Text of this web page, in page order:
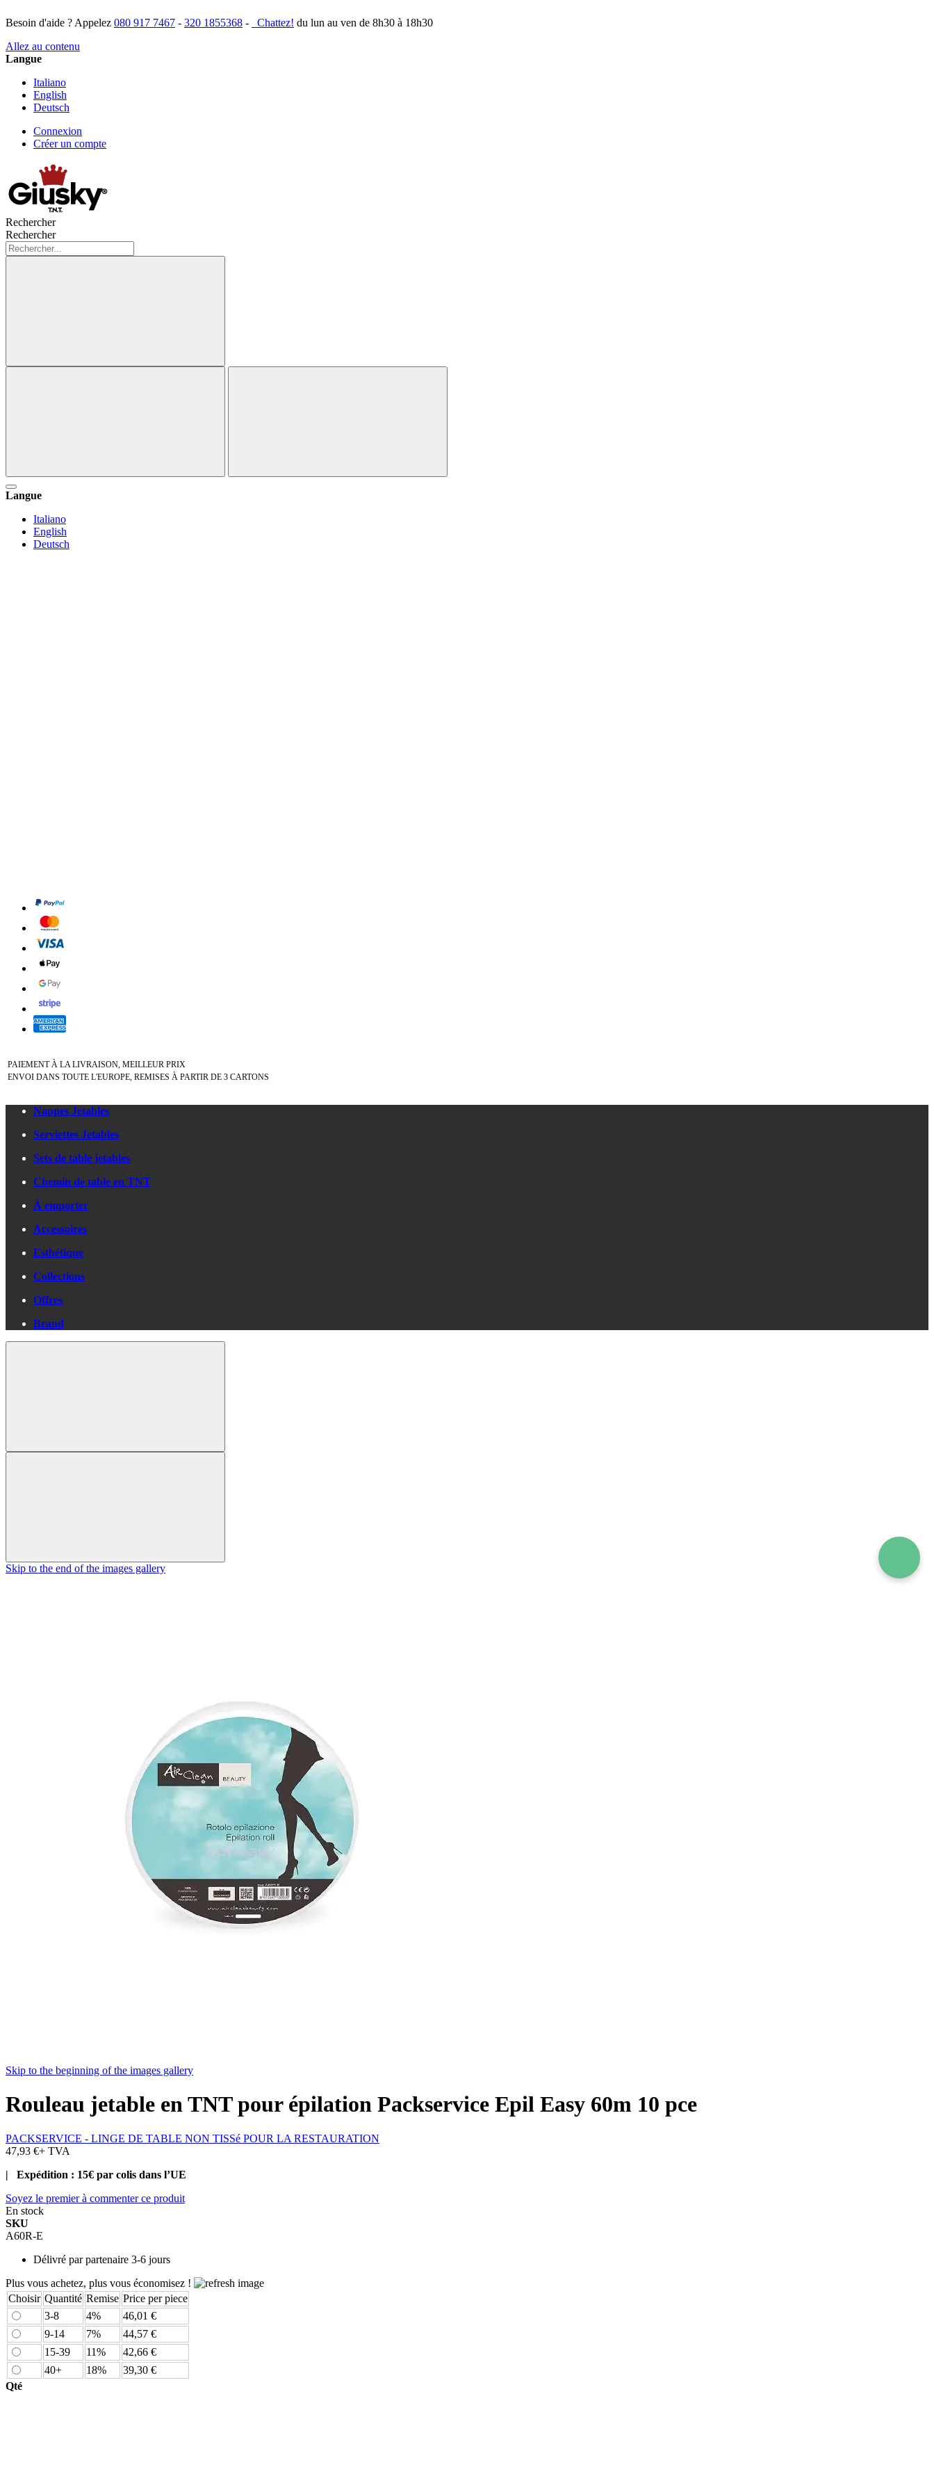
Besoin d'aide ? Appelez 080 917 7467 - 320 1855368 - Chattez! du lun au ven de 8h30 à 18h30
Allez au contenu
Langue
Italiano
English
Deutsch
Connexion
Créer un compte
Rechercher
Rechercher
Langue
Italiano
English
Deutsch
PAIEMENT À LA LIVRAISON, MEILLEUR PRIX
ENVOI DANS TOUTE L'EUROPE, REMISES À PARTIR DE 3 CARTONS
Nappes Jetables
Serviettes Jetables
Sets de table jetables
Chemin de table en TNT
À emporter
Accessoires
Esthétique
Collections
Offres
Brand
Skip to the end of the images gallery
Skip to the beginning of the images gallery
Rouleau jetable en TNT pour épilation Packservice Epil Easy 60m 10 pce
PACKSERVICE - LINGE DE TABLE NON TISSé POUR LA RESTAURATION
47,93 €+ TVA
| Expédition : 15€ par colis dans l’UE
Soyez le premier à commenter ce produit
En stock
SKU
A60R-E
Délivré par partenaire 3-6 jours
Plus vous achetez, plus vous économisez !
Choisir Quantité Remise Price per piece
3-8
4%
46,01 €
9-14
7%
44,57 €
15-39
11%
42,66 €
40+
18%
39,30 €
Qté